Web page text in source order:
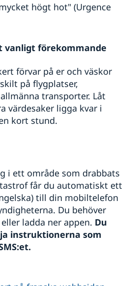
högt hot" (Urgence
vanligt förekommande
förvar på er och väskor
på flygplatser,
transporter. Låt
värdesaker ligga kvar i
kort stund.
i ett område som drabbats
får du automatiskt ett
till din mobiltelefon
Du behöver
ladda ner appen. Du
instruktionerna som